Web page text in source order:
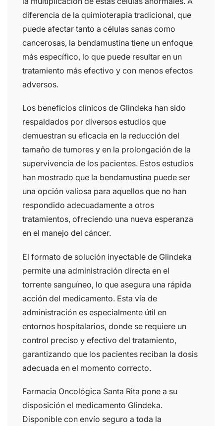
diferencia de la quimioterapia tradicional, que
puede afectar tanto a células sanas como
cancerosas, la bendamustina tiene un enfoque
más específico, lo que puede resultar en un
tratamiento más efectivo y con menos efectos
adversos.
Los beneficios clínicos de Glindeka han sido
respaldados por diversos estudios que
demuestran su eficacia en la reducción del
tamaño de tumores y en la prolongación de la
supervivencia de los pacientes. Estos estudios
han mostrado que la bendamustina puede ser
una opción valiosa para aquellos que no han
respondido adecuadamente a otros
tratamientos, ofreciendo una nueva esperanza
en el manejo del cáncer.
El formato de solución inyectable de Glindeka
permite una administración directa en el
torrente sanguíneo, lo que asegura una rápida
acción del medicamento. Esta vía de
administración es especialmente útil en
entornos hospitalarios, donde se requiere un
control preciso y efectivo del tratamiento,
garantizando que los pacientes reciban la dosis
adecuada en el momento correcto.
Farmacia Oncológica Santa Rita pone a su
disposición el medicamento Glindeka.
Disponible con envío seguro a toda la